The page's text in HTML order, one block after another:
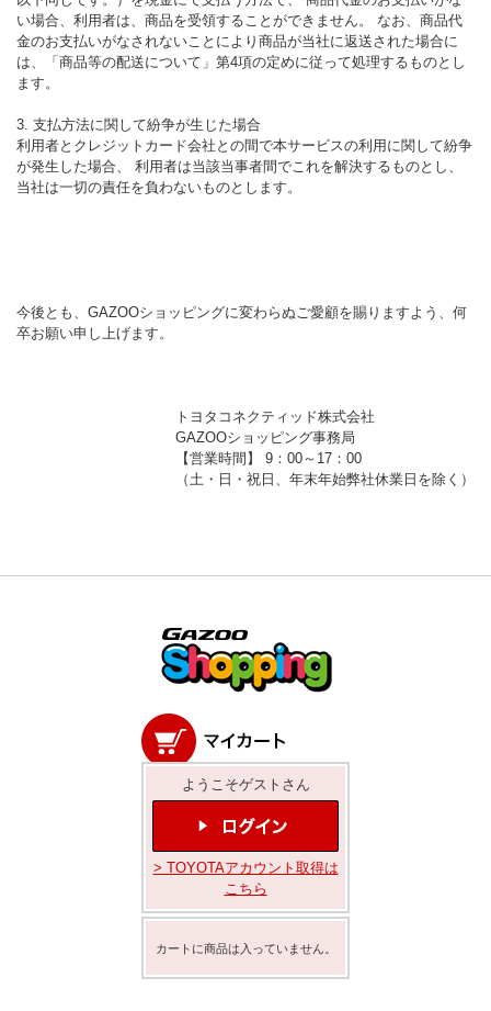
い場合、利用者は、商品を受領することができません。 なお、商品代
金のお支払いがなされないことにより商品が当社に返送された場合に
は、「商品等の配送について」第4項の定めに従って処理するものとし
ます。
3. 支払方法に関して紛争が生じた場合
利用者とクレジットカード会社との間で本サービスの利用に関して紛争
が発生した場合、 利用者は当該当事者間でこれを解決するものとし、
当社は一切の責任を負わないものとします。
今後とも、GAZOOショッピングに変わらぬご愛顧を賜りますよう、何
卒お願い申し上げます。
トヨタコネクティッド株式会社
GAZOOショッピング事務局
【営業時間】 9：00～17：00
（土・日・祝日、年末年始弊社休業日を除く）
ようこそゲストさん
> TOYOTAアカウント取得は
こちら
カートに商品は入っていません。